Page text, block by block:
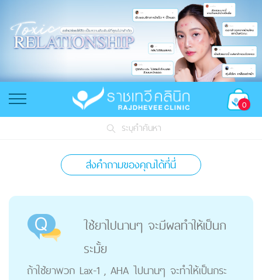
0
ระบุคำค้นหา
ส่งคำถามของคุณได้ที่นี่
ใช้ยาไปนานๆ จะมีผลทำให้เป็นก
ระมั้ย
ถ้าใช้ยาพวก Lax-1 , AHA ไปนานๆ จะทำให้เป็นกระ